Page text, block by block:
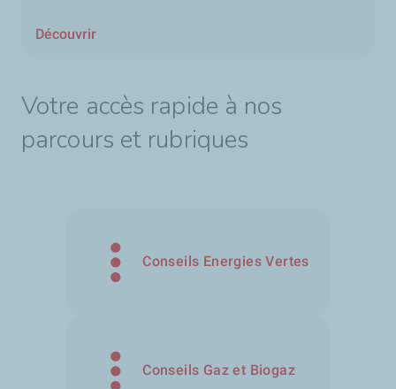
Découvrir
Votre accès rapide à nos
parcours et rubriques
Conseils Energies Vertes
Conseils Gaz et Biogaz